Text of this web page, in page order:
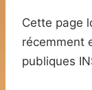
Cette page
récemment
publiques